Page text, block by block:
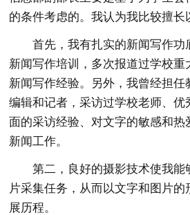
的条件考虑的。我认为我比较擅长
首先，我有扎实的新闻写作功
新闻写作培训，多次报道过学校重
新闻写作经验。另外，我曾经担任
编辑和记者，采访过学校老师、优
面的采访经验、对文字的敏感和热
新闻工作。
第二，良好的摄影技术使我能
片采集任务，从而以文字和图片
展历程。